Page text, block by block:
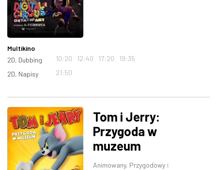
Multikino
2D, Dubbing
10:20 12:40 17:20
19:35
2D, Napisy
21:50
Tom i Jerry:
Przygoda w
muzeum
Animowany, Przygodowy |